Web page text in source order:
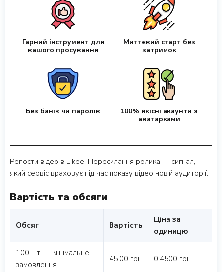
Гарний інструмент для
вашого просування
Миттєвий старт без
затримок
Без банів чи паролів
100% якісні акаунти з
аватарками
Репости відео в Likee. Пересилання ролика — сигнал,
який сервіс враховує під час показу відео новій аудиторії.
Вартість та обсяги
Обсяг Вартість
Ціна за
одиницю
100 шт. — мінімальне
замовлення
45.00 грн 0.4500 грн